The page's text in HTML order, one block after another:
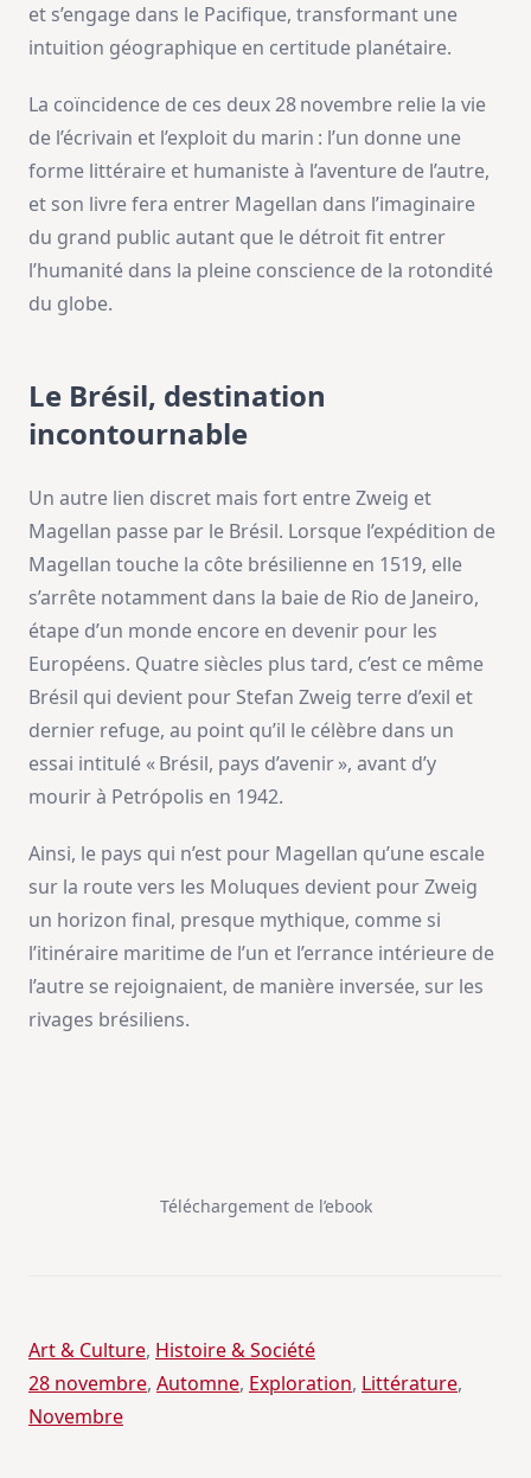
et s’engage dans le Pacifique, transformant une
intuition géographique en certitude planétaire.
La coïncidence de ces deux 28 novembre relie la vie
de l’écrivain et l’exploit du marin : l’un donne une
forme littéraire et humaniste à l’aventure de l’autre,
et son livre fera entrer Magellan dans l’imaginaire
du grand public autant que le détroit fit entrer
l’humanité dans la pleine conscience de la rotondité
du globe.
Le Brésil, destination
incontournable
Un autre lien discret mais fort entre Zweig et
Magellan passe par le Brésil. Lorsque l’expédition de
Magellan touche la côte brésilienne en 1519, elle
s’arrête notamment dans la baie de Rio de Janeiro,
étape d’un monde encore en devenir pour les
Européens. Quatre siècles plus tard, c’est ce même
Brésil qui devient pour Stefan Zweig terre d’exil et
dernier refuge, au point qu’il le célèbre dans un
essai intitulé « Brésil, pays d’avenir », avant d’y
mourir à Petrópolis en 1942.
Ainsi, le pays qui n’est pour Magellan qu’une escale
sur la route vers les Moluques devient pour Zweig
un horizon final, presque mythique, comme si
l’itinéraire maritime de l’un et l’errance intérieure de
l’autre se rejoignaient, de manière inversée, sur les
rivages brésiliens.
Téléchargement de l’ebook
Art & Culture, Histoire & Société
28 novembre, Automne, Exploration, Littérature
Novembre